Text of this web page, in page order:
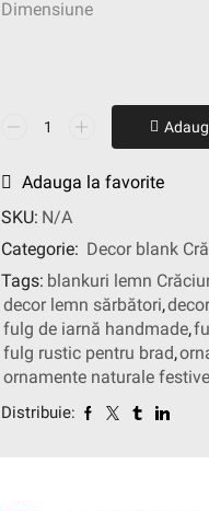
Dimensiune
Adauga la favorite
SKU: N/A
Categorie: Decor blank
Tags: blankuri lemn
decor lemn sărbători,
fulg de iarnă handmade,
fulg rustic pentru brad,
ornamente naturale festive
Distribuie: